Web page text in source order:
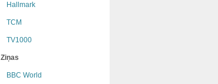
Hallmark
TCM
TV1000
Ziņas
BBC World